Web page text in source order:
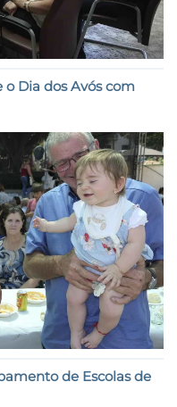
Dia dos Avós com
de Escolas de